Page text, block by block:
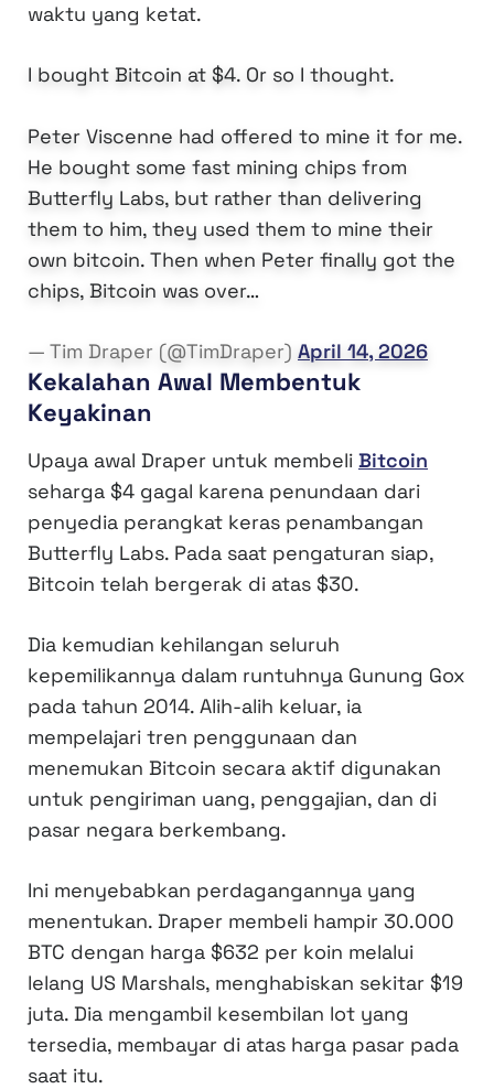
waktu yang ketat.
I bought Bitcoin at $4. Or so I thought.
Peter Viscenne had offered to mine it for me.
He bought some fast mining chips from
Butterfly Labs, but rather than delivering
them to him, they used them to mine their
own bitcoin. Then when Peter finally got the
chips, Bitcoin was over…
— Tim Draper (@TimDraper) April 14, 2026
Kekalahan Awal Membentuk
Keyakinan
Upaya awal Draper untuk membeli Bitcoin
seharga $4 gagal karena penundaan dari
penyedia perangkat keras penambangan
Butterfly Labs. Pada saat pengaturan siap,
Bitcoin telah bergerak di atas $30.
Dia kemudian kehilangan seluruh
kepemilikannya dalam runtuhnya Gunung Gox
pada tahun 2014. Alih-alih keluar, ia
mempelajari tren penggunaan dan
menemukan Bitcoin secara aktif digunakan
untuk pengiriman uang, penggajian, dan di
pasar negara berkembang.
Ini menyebabkan perdagangannya yang
menentukan. Draper membeli hampir 30.000
BTC dengan harga $632 per koin melalui
lelang US Marshals, menghabiskan sekitar $19
juta. Dia mengambil kesembilan lot yang
tersedia, membayar di atas harga pasar pada
saat itu.